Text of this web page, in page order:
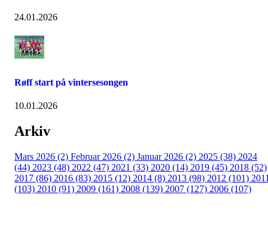
24.01.2026
Røff start på vintersesongen
10.01.2026
Arkiv
Mars 2026 (2) Februar 2026 (2) Januar 2026 (2) 2025 (38) 2024
(44) 2023 (48) 2022 (47) 2021 (33) 2020 (14) 2019 (45) 2018 (52)
2017 (86) 2016 (83) 2015 (12) 2014 (8) 2013 (98) 2012 (101)
(103) 2010 (91) 2009 (161) 2008 (139) 2007 (127) 2006 (107)